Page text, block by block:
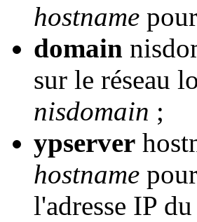
hostname
domain
sur le réseau
nisdomain ;
ypserver
hostname
l'adresse IP